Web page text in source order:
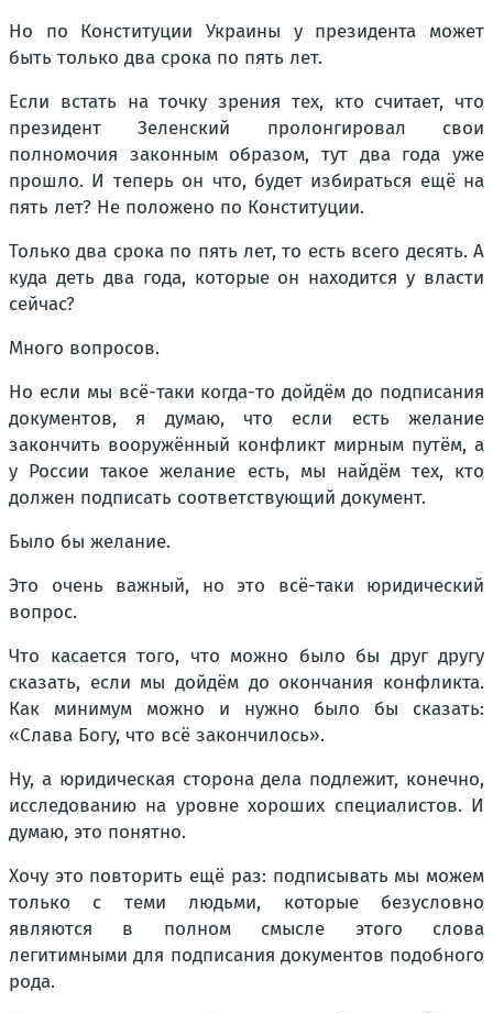
Но по Конституции Украины у президента может
быть только два срока по пять лет.
Если встать на точку зрения тех, кто считает, что
президент Зеленский пролонгировал свои
полномочия законным образом, тут два года уже
прошло. И теперь он что, будет избираться ещё на
пять лет? Не положено по Конституции.
Только два срока по пять лет, то есть всего десять. А
куда деть два года, которые он находится у власти
сейчас?
Много вопросов.
Но если мы всё-таки когда-то дойдём до подписания
документов, я думаю, что если есть желание
закончить вооружённый конфликт мирным путём, а
у России такое желание есть, мы найдём тех, кто
должен подписать соответствующий документ.
Было бы желание.
Это очень важный, но это всё-таки юридический
вопрос.
Что касается того, что можно было бы друг другу
сказать, если мы дойдём до окончания конфликта.
Как минимум можно и нужно было бы сказать:
«Слава Богу, что всё закончилось».
Ну, а юридическая сторона дела подлежит, конечно,
исследованию на уровне хороших специалистов. И
думаю, это понятно.
Хочу это повторить ещё раз: подписывать мы можем
только с теми людьми, которые безусловно
являются в полном смысле этого слова
легитимными для подписания документов подобного
рода.